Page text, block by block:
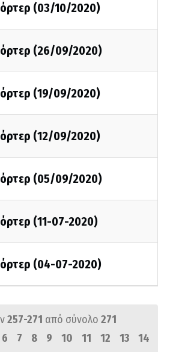
(03/10/2020)
(26/09/2020)
(19/09/2020)
(12/09/2020)
(05/09/2020)
(11-07-2020)
(04-07-2020)
257-271 από σύνολο 271
6 7 8 9 10 11 12 13
14